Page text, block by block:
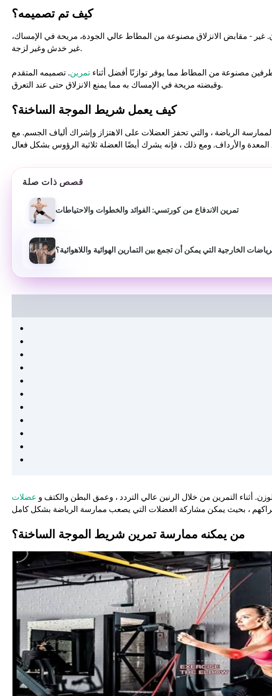
كيف تم تصميمه؟
غير - مقابض الانزلاق مصنوعة من المطاط عالي الجودة، مريحة في الإمساك،
غير خدش وغير لزجة.
مصنوعة من المطاط مما يوفر توازنًا أفضل أثناء تمرين. تصميمه المتقدم
وقبضته مريحة في الإمساك به مما يمنع الانزلاق حتى عند التعرق.
كيف يعمل شريط الموجة الساخنة؟
لممارسة الرياضة ، والتي تحفز العضلات على الاهتزاز وإشراك ألياف الجسم. مع
قصص ذات صلة
تمرين الاندفاع من كورتسي: الفوائد والخطوات والاحتياطات
الخارجية التي يمكن أن تجمع بين التمارين الهوائية واللاهوائية؟
أثناء التمرين من خلال الرنين عالي التردد ، وعمق البطن والكتف و عضلات
من يمكنه ممارسة تمرين شريط الموجة الساخنة؟
سانجاميش جي بيوش ياداف